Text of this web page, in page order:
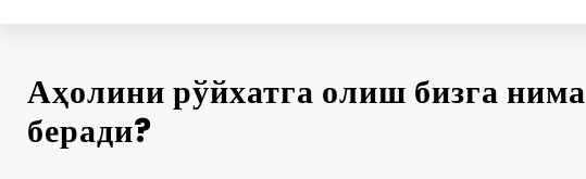
Аҳолини рўйхатга олиш бизга нима
беради?